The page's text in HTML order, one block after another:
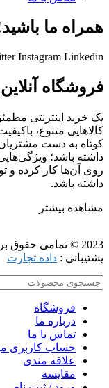
همراه ما
Instagram Linkedin
فروشگاه
یک خرید اینترنتی
کالاهایی متنوع،
کوتاه به دست
داشته باشد؛
روی آن‌ها کار کرده و
داشته باشد.
مشاهده بیشتر
2023 © تمامی
پشتیبانی : داده تجارت
فروشگاه
درباره ما
تماس با ما
حساب کاربری
علاقه مندی
مقايسه